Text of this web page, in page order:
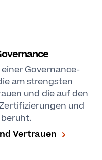
Governance-
am strengsten
und die auf den
und
Vertrauen